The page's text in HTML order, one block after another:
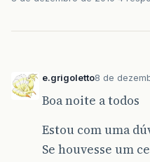
e.grigoletto8 de
Boa noite a todos
Estou com uma
Se houvesse um